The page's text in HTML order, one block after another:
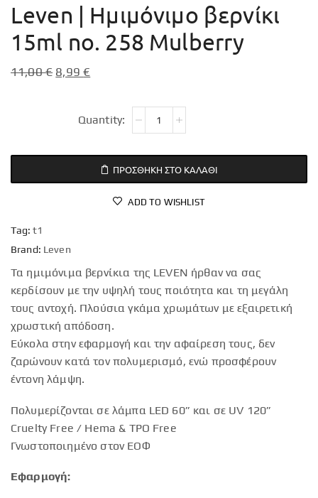
Leven | Ημιμόνιμο βερνίκι
15ml no. 258 Mulberry
11,00€ 8,99€
ΠΡΟΣΘΉΚΗ ΣΤΟ ΚΑΛΆΘΙ
ADD TO WISHLIST
Tag: t1
Brand: Leven
Τα ημιμόνιμα βερνίκια της LEVEN ήρθαν να σας
κερδίσουν με την υψηλή τους ποιότητα και τη μεγάλη
τους αντοχή. Πλούσια γκάμα χρωμάτων με εξαιρετική
χρωστική απόδοση.
Εύκολα στην εφαρμογή και την αφαίρεση τους, δεν
ζαρώνουν κατά τον πολυμερισμό, ενώ προσφέρουν
έντονη λάμψη.
Πολυμερίζονται σε λάμπα LED 60” και σε UV 120”
Cruelty Free / Hema & TPO Free
Γνωστοποιημένο στον ΕΟΦ
Εφαρμογή: